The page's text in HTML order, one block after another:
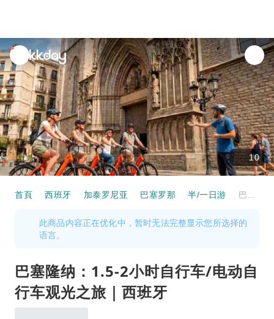
unread
notifications
10
首頁 西班牙 加泰罗尼亚 巴塞罗那 半/一日游
此商品内容正在优化中，暂时无法完整显示您所选择的
语言。
巴塞隆纳：1.5-2小时自行车/电动自
行车观光之旅｜西班牙